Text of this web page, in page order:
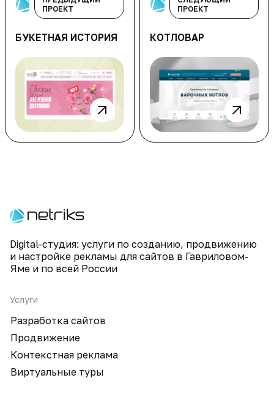
ПРОЕКТ
БУКЕТНАЯ ИСТОРИЯ
ПРОЕКТ
КОТЛОВАР
Digital-студия: услуги по созданию, продвижению
и настройке рекламы для сайтов в Гавриловом-
Яме и по всей России
Услуги
Разработка сайтов
Продвижение
Контекстная реклама
Виртуальные туры